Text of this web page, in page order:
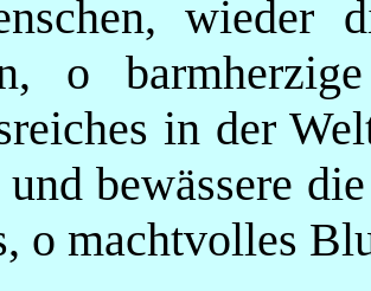
wieder
o
in der
bewässere
o machtvolles